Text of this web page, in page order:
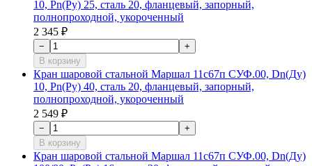
10, Рn(Ру) 25, сталь 20, фланцевый, запорный,
полнопроходной, укороченный
2 345 ₽
−
+
В корзину
Кран шаровой стальной Маршал 11с67п СУФ.00, Dn(Ду)
10, Рn(Ру) 40, сталь 20, фланцевый, запорный,
полнопроходной, укороченный
2 549 ₽
−
+
В корзину
Кран шаровой стальной Маршал 11с67п СУФ.00, Dn(Ду)